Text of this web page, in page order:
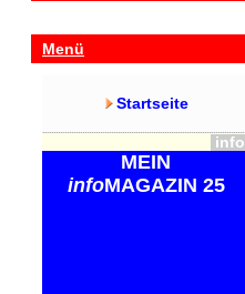
Menü
Startseite
info
MEIN
infoMAGAZIN 25